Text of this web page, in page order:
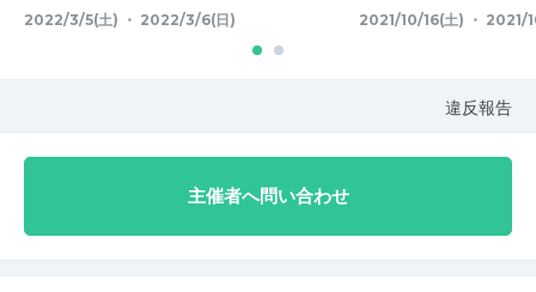
2022/3/5(土) ・ 2022/3/6(日) 2021/10/16(土) ・ 2021/
違反報告
主催者へ問い合わせ